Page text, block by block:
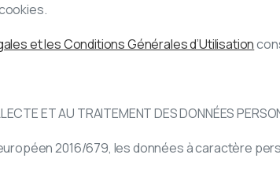
et les Conditions Générales d’Utilisation
ET AU TRAITEMENT DES DONNÉES
2016/679, les données à caractère